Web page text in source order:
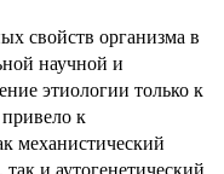
свойств организма в
научной и
этиологии только к
к
механистический
и аутогенетический